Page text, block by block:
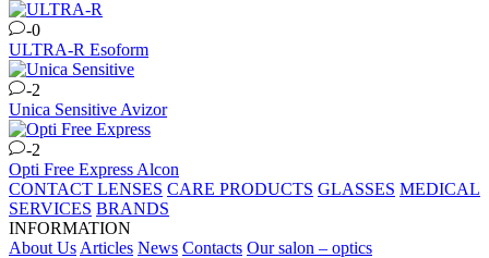
-0
ULTRA-R Esoform
-2
Unica Sensitive Avizor
-2
Opti Free Express Alcon
CONTACT LENSES CARE PRODUCTS GLASSES MEDICAL
SERVICES BRANDS
INFORMATION
About Us Articles News Contacts Our salon – optics